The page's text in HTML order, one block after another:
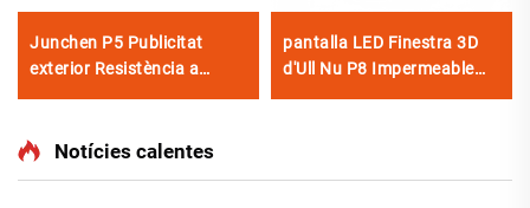
Junchen P5 Publicitat
exterior Resistència a
Pantalla Publicitària Mòbil
pantalla LED Finestra 3D
d'Ull Nu P8 Impermeable
Notícies calentes